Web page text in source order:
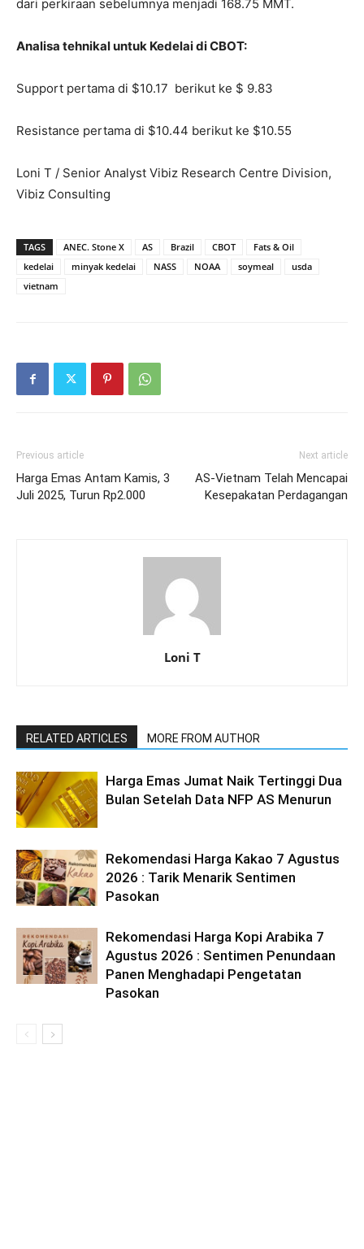
dari perkiraan sebelumnya menjadi 168.75 MMT.
Analisa tehnikal untuk Kedelai di CBOT:
Support pertama di $10.17 berikut ke $ 9.83
Resistance pertama di $10.44 berikut ke $10.55
Loni T / Senior Analyst Vibiz Research Centre Division,
Vibiz Consulting
TAGS ANEC. Stone X AS Brazil CBOT
Fats & Oil
kedelai
minyak kedelai NASS NOAA soymeal
usda
vietnam
Previous article
Harga Emas Antam Kamis, 3
Juli 2025, Turun Rp2.000
Next article
AS-Vietnam Telah Mencapai
Kesepakatan Perdagangan
Loni T
RELATED ARTICLES MORE FROM AUTHOR
Harga Emas Jumat Naik Tertinggi Dua
Bulan Setelah Data NFP AS Menurun
Rekomendasi Harga Kakao 7 Agustus
2026 : Tarik Menarik Sentimen
Pasokan
Rekomendasi Harga Kopi Arabika 7
Agustus 2026 : Sentimen Penundaan
Panen Menghadapi Pengetatan
Pasokan